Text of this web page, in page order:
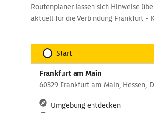
Routenplaner lassen sich Hinweise
aktuell für die Verbindung Frankfurt -
Start
Frankfurt am Main
60329 Frankfurt am Main, Hessen,
Umgebung entdecken